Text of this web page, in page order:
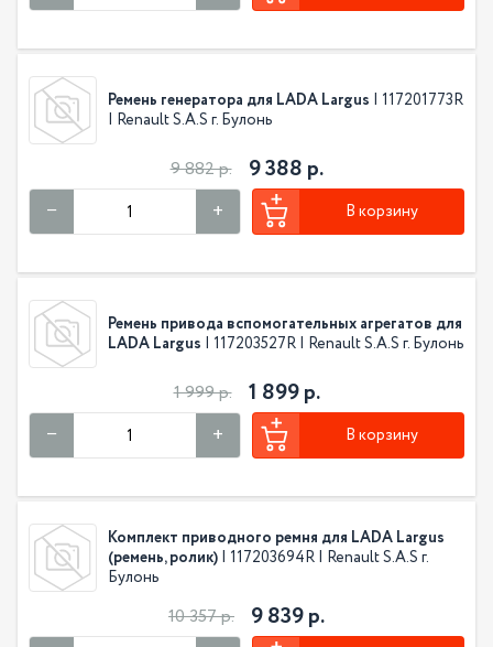
Ремень генератора для LADA Largus | 117201773R
| Renault S.A.S г. Булонь
9 882 р. 9 388 р.
В корзину
Ремень привода вспомогательных агрегатов для
LADA Largus | 117203527R | Renault S.A.S г. Булонь
1 999 р. 1 899 р.
В корзину
Комплект приводного ремня для LADA Largus
(ремень, ролик) | 117203694R | Renault S.A.S г.
Булонь
10 357 р. 9 839 р.